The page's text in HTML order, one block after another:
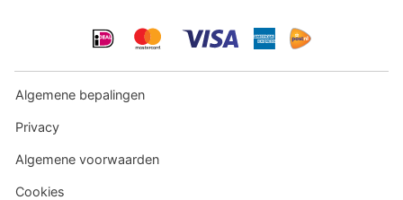
Algemene bepalingen
Privacy
Algemene voorwaarden
Cookies